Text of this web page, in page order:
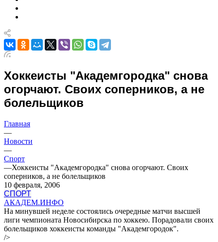
Хоккеисты "Академгородка" снова
огорчают. Своих соперников, а не
болельщиков
Главная
—
Новости
—
Спорт
—Хоккеисты "Академгородка" снова огорчают. Своих
соперников, а не болельщиков
10 февраля, 2006
СПОРТ
АКАДЕМ.ИНФО
На минувшей неделе состоялись очередные матчи высшей
лиги чемпионата Новосибирска по хоккею. Порадовали своих
болельщиков хоккеисты команды "Академгородок".
/>